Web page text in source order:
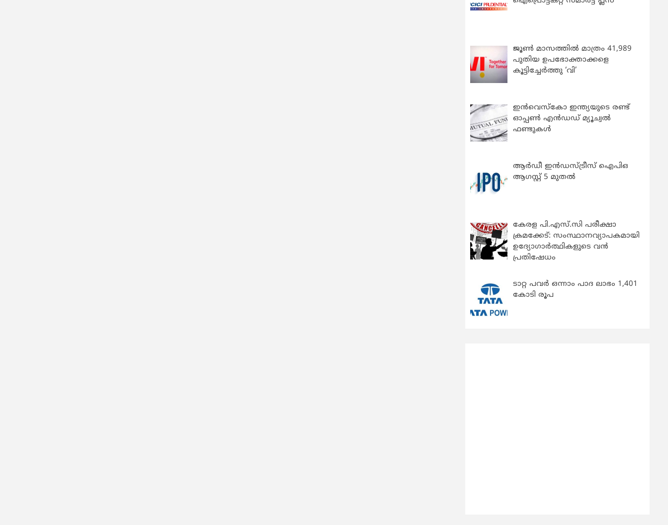
ജൂൺ മാസത്തിൽ മാത്രം 41,989
പുതിയ ഉപഭോക്താക്കളെ
കൂട്ടിച്ചേർത്തു ‘വി’
ഇന്‍വെസ്കോ ഇന്ത്യയുടെ രണ്ട്
ഓപ്പണ്‍ എന്‍ഡഡ് മ്യൂച്വല്‍
ഫണ്ടുകള്‍
ആർഡീ ഇൻഡസ്ട്രീസ് ഐപിഒ
ആഗസ്റ്റ് 5 മുതൽ
കേരള പി.എസ്.സി പരീക്ഷാ
ക്രമക്കേട്: സംസ്ഥാനവ്യാപകമായി
ഉദ്യോഗാര്‍ത്ഥികളുടെ വന്‍
പ്രതിഷേധം
ടാറ്റ പവർ ഒന്നാം പാദ ലാഭം 1,401
കോടി രൂപ